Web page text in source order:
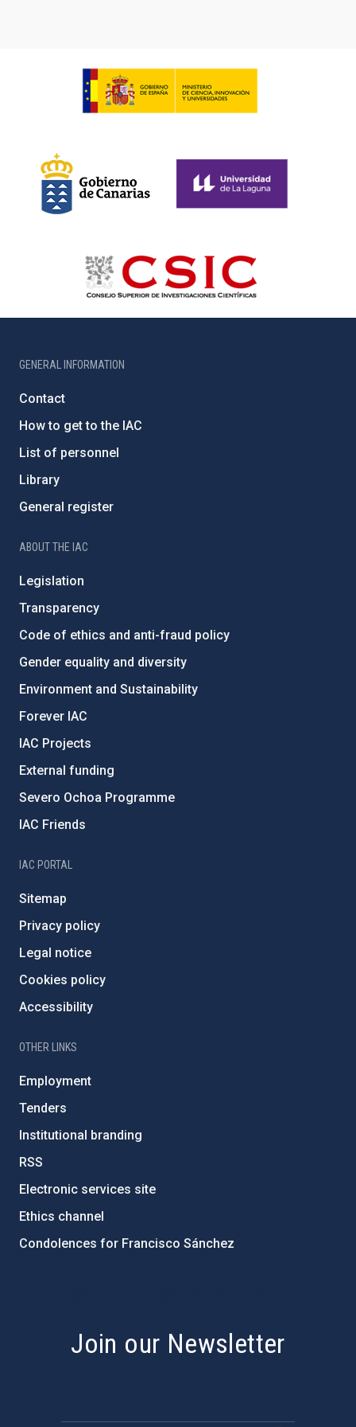
GENERAL INFORMATION
Contact
How to get to the IAC
List of personnel
Library
General register
ABOUT THE IAC
Legislation
Transparency
Code of ethics and anti-fraud policy
Gender equality and diversity
Environment and Sustainability
Forever IAC
IAC Projects
External funding
Severo Ochoa Programme
IAC Friends
IAC PORTAL
Sitemap
Privacy policy
Legal notice
Cookies policy
Accessibility
OTHER LINKS
Employment
Tenders
Institutional branding
RSS
Electronic services site
Ethics channel
Condolences for Francisco Sánchez
Join our Newsletter